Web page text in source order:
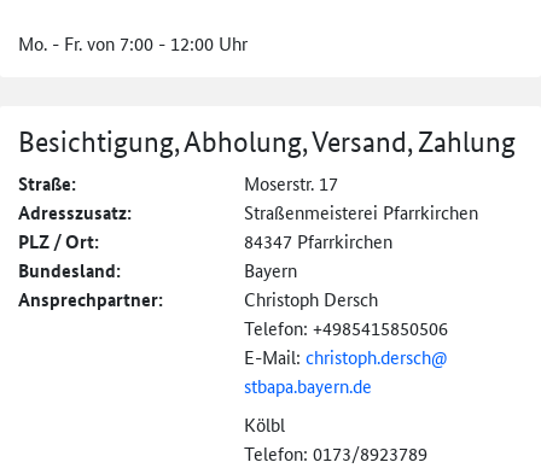
Mo. - Fr. von 7:00 - 12:00 Uhr
Besichtigung, Abholung, Versand, Zahlung
Straße: Moserstr. 17
Adresszusatz: Straßenmeisterei Pfarrkirchen
PLZ / Ort: 84347 Pfarrkirchen
Bundesland: Bayern
Ansprechpartner:
Christoph Dersch
Telefon: +4985415850506
E-Mail: christoph.dersch@
stbapa.bayern.de
Kölbl
Telefon: 0173/8923789